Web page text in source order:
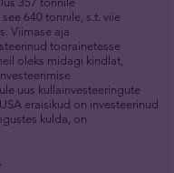
640 tonnile, s.t. viie
Viimase aja
toorainetesse
oleks midagi kindlat,
uus kullainvesteeringute
eraisikud on investeerinud
kulda, on